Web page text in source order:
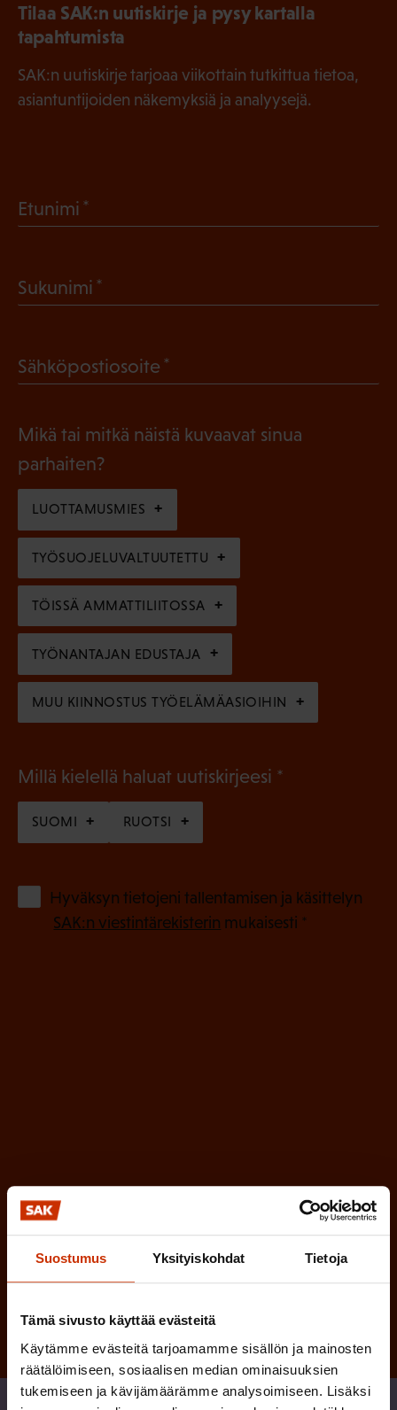
Suostumus Yksityiskohdat Tietoja
Tämä sivusto käyttää evästeitä
Käytämme evästeitä tarjoamamme sisällön ja mainosten
räätälöimiseen, sosiaalisen median ominaisuuksien
tukemiseen ja kävijämäärämme analysoimiseen. Lisäksi
Tilaa SAK:n uutiskirje ja pysy kartalla
tapahtumista
SAK:n uutiskirje tarjoaa viikottain tutkittua tietoa,
asiantuntijoiden näkemyksiä ja analyysejä.
Etunimi
l
n
e
)
Sukunimi
k
l
i
n
e
n
)
Sähköpostiosoite
l
i
n
e
n
)
Mikä tai mitkä näistä kuvaavat sinua
parhaiten?
LUOTTAMUSMIES
TYÖSUOJELUVALTUUTETTU
TÖISSÄ AMMATTILIITOSSA
TYÖNANTAJAN EDUSTAJA
MUU KIINNOSTUS TYÖELÄMÄASIOIHIN
Millä kielellä haluat uutiskirjeesi
o
l
SUOMI RUOTSI
Hyväksyn tietojeni tallentamisen ja käsittelyn
SAK:n viestintärekisterin mukaisesti *
Tilaa
Jaa